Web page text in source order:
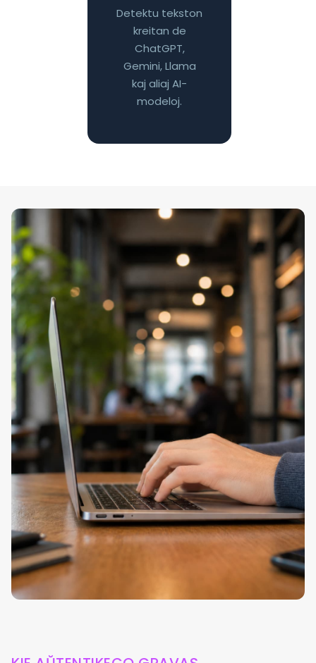
Detektu tekston
kreitan de
ChatGPT,
Gemini, Llama
kaj aliaj AI-
modeloj.